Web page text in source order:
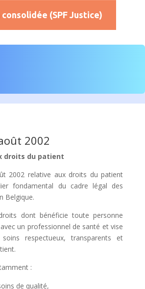
(SPF Justice)
2002
droits du patient
2002 relative aux droits du patient
fondamental du cadre légal des
Belgique.
dont bénéficie toute personne
un professionnel de santé et vise
respectueux, transparents et
:
de qualité,